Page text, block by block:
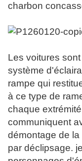
charbon
Les voitures
système
rampe qui
à ce type de
chaque
communiquent
démontage de
par déclipsage.